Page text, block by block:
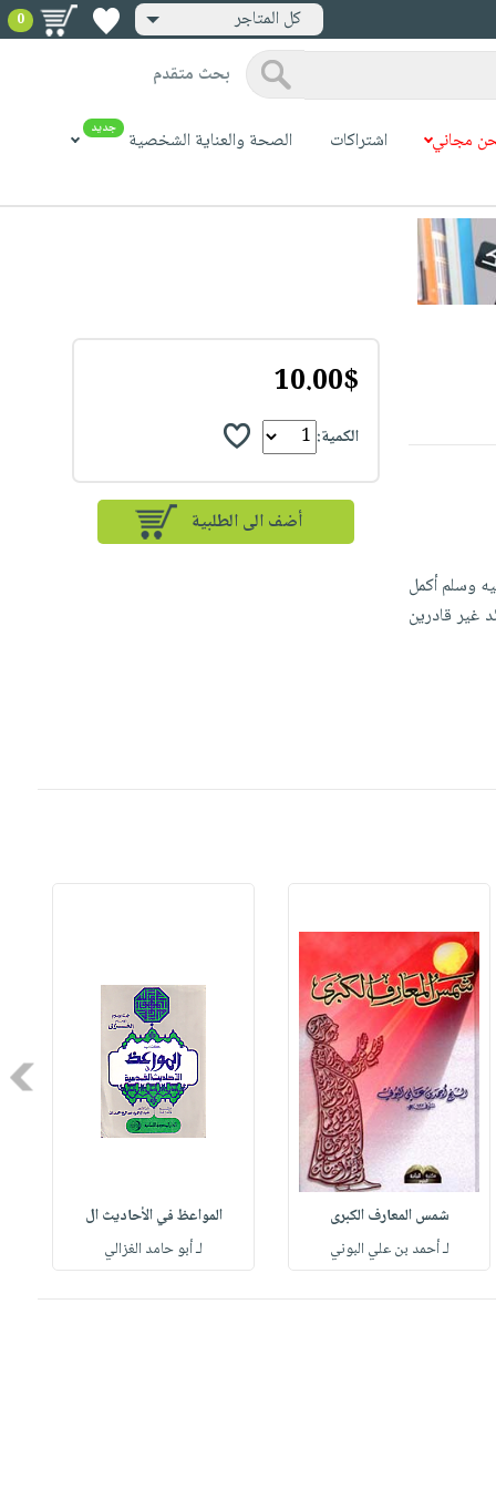
كل المتاجر 0
بحث متقدم
مجاني اشتراكات الصحة والعناية الشخصية جديد
وسلم أكمل
غير قادرين
10.00$
الكمية:
أضف الى الطلبية
شمس المعارف الكبرى
لـ أحمد بن علي البوني
المواعظ في الأحاديث ال
لـ أبو حامد الغزالي